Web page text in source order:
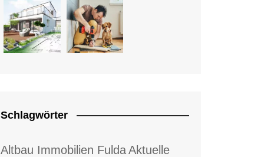
Schlagwörter
Altbau Immobilien FuldaAktuelle